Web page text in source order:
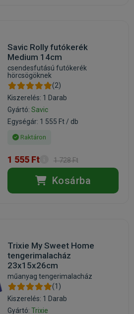
Savic Rolly futókerék
Medium 14cm
csendesfutású futókerék
hörcsögöknek
(2)
Kiszerelés: 1 Darab
Gyártó: Savic
Egységár: 1 555 Ft / db
Raktáron
1 555 Ft 1 728 Ft
Kosárba
Trixie My Sweet Home
tengerimalacház
23x15x26cm
műanyag tengerimalacház
(1)
Kiszerelés: 1 Darab
Gyártó: Trixie